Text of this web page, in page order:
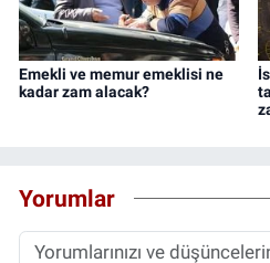
Emekli ve memur emeklisi ne
kadar zam alacak?
Yorumlar